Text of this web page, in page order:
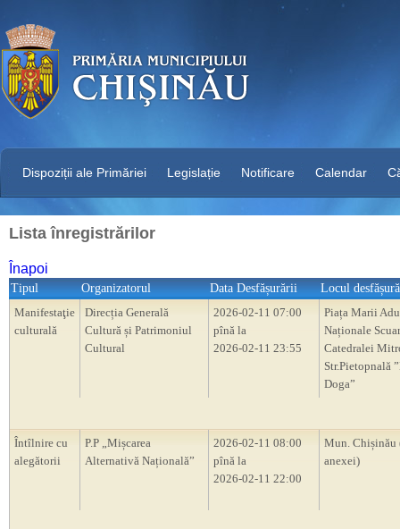
Dispoziții ale Primăriei Legislație Notificare Calendar
Lista înregistrărilor
Înapoi
Tipul Organizatorul Data Desfășurării
Locul
Manifestaţie
culturală
Direcția Generală
Cultură și Patrimoniul
Cultural
2026-02-11 07:00
pînă la
2026-02-11 23:55
Piața Marii
Naționale
Catedralei
Str.Pietopnală
Doga”
Întîlnire cu
alegătorii
P.P „Mișcarea
Alternativă Națională”
2026-02-11 08:00
pînă la
2026-02-11 22:00
Mun. Chișinău
anexei)